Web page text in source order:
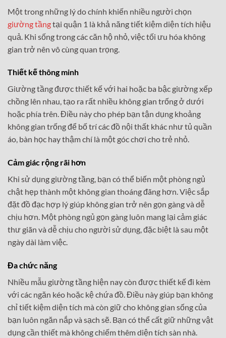
Một trong những lý do chính khiến nhiều người chọn
giường tầngtại quận 1 là khả năng tiết kiệm diện tích hiệu
quả. Khi sống trong các căn hộ nhỏ, việc tối ưu hóa không
gian trở nên vô cùng quan trọng.
Thiết kế thông minh
Giường tầng được thiết kế với hai hoặc ba bậc giường xếp
chồng lên nhau, tạo ra rất nhiều không gian trống ở dưới
hoặc phía trên. Điều này cho phép bạn tận dụng khoảng
không gian trống để bố trí các đồ nội thất khác như tủ quần
áo, bàn học hay thậm chí là một góc chơi cho trẻ nhỏ.
Cảm giác rộng rãi hơn
Khi sử dụng giường tầng, bạn có thể biến một phòng ngủ
chật hẹp thành một không gian thoáng đãng hơn. Việc sắp
đặt đồ đạc hợp lý giúp không gian trở nên gọn gàng và dễ
chịu hơn. Một phòng ngủ gọn gàng luôn mang lại cảm giác
thư giãn và dễ chịu cho người sử dụng, đặc biệt là sau một
ngày dài làm việc.
Đa chức năng
Nhiều mẫu giường tầng hiện nay còn được thiết kế đi kèm
với các ngăn kéo hoặc kệ chứa đồ. Điều này giúp bạn không
chỉ tiết kiệm diện tích mà còn giữ cho không gian sống của
bạn luôn ngăn nắp và sạch sẽ. Bạn có thể cất giữ những vật
dụng cần thiết mà không chiếm thêm diện tích sàn nhà.